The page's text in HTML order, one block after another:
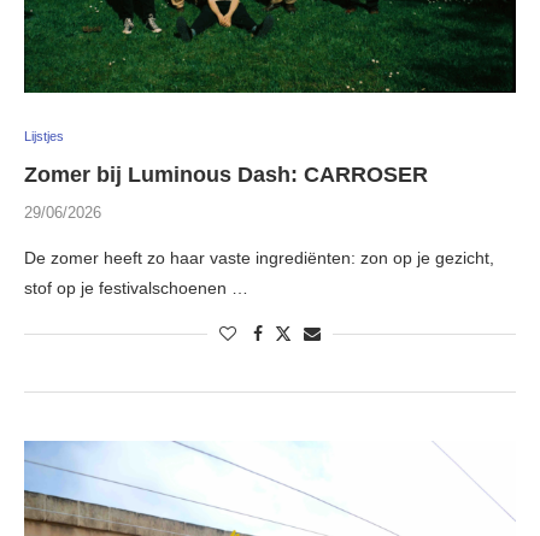
Lijstjes
Zomer bij Luminous Dash: CARROSER
29/06/2026
De zomer heeft zo haar vaste ingrediënten: zon op je gezicht,
stof op je festivalschoenen …